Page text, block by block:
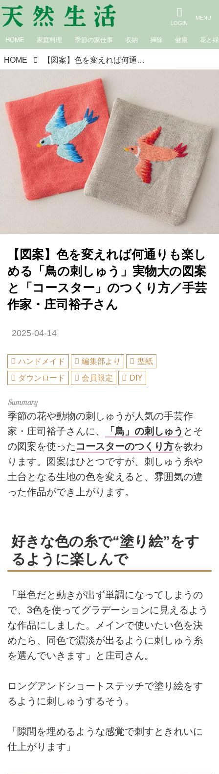
HOME 家庭料理 季節の家仕事 収納 掃除 健康 花と緑
HOME 【図案】色を変えれば何通りも楽しめる「鳥の刺しゅう」実物大の図案と「コースター」のつくり方／手芸作家・庄司裕子さん
【図案】色を変えれば何通りも楽し
める「鳥の刺しゅう」実物大の図案
と「コースター」のつくり方／手芸
作家・庄司裕子さん
2025-04-14
ハンドメイド 編集部より
型紙
ダウンロード
会員限定 DIY
季節の花や動物の刺しゅうが人気の手芸作
家・庄司裕子さんに、
「鳥」の刺しゅう とそ
の図案を使った コースターのつくり方を教わ
ります。図案はひとつですが、刺しゅう糸や
土台となる生地の色を変えると、雰囲気の違
った作品ができ上がります。
好きな色の糸で“塗り絵”をす
るように楽しんで
「単色だと動きが出ず単調になってしまうの
で、3色を使ってグラデーションに見えるよう
な作品にしました。メインで使いたい色を決
めたら、同色で濃淡が出るように刺しゅう糸
を選んでいきます」と庄司さん。
ロングアンドショートステッチで塗り絵をす
るように刺しゅうするそう。
「隙間を埋めるような感覚で刺すときれいに
仕上がります」